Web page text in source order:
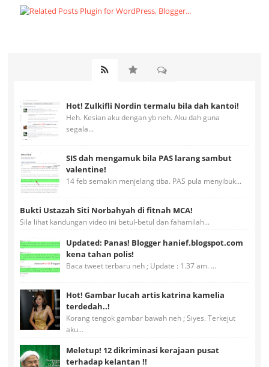
Hot! Zulkifli Nordin termalu bila dah kantoi!
Heh. Kesian aku dengan yb neh. Aku dah guna
segala...
SIS dah mengamuk bila PAS larang sambut
valentine!
14 feb semakin menjelang tiba. PAS pula menyibuk...
Bukti Ustazah Siti Norbahyah di fitnah MCA!
Sila lihat kandungan video ini betul-betul dan fahamilah...
Updated: Panas! Blogger hanief.blogspot.com
kena tahan polis!
Baca tweet terbaru neh ; Update : 1.37 am. ...
Hot! Gambar lucah artis katrina kamelia
terdedah..!
Korang tengok gambar bawah neh ; Siyes. Terkejut
aku...
Meletup! 12 dikriminasi kerajaan pusat
terhadap kelantan !!